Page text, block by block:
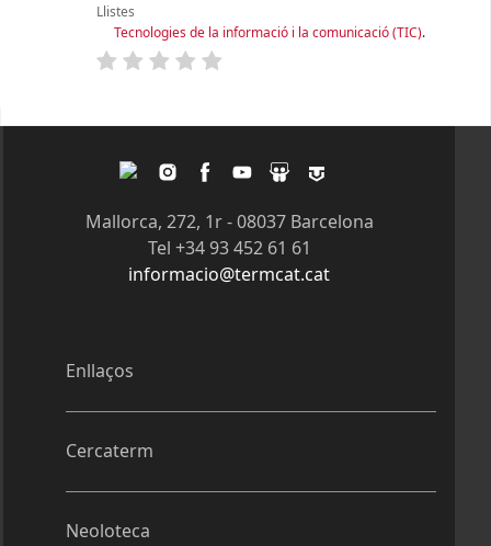
Llistes
Tecnologies de la informació i la comunicació (TIC).
Enllaços
Cercaterm
Neoloteca
Mallorca, 272, 1r - 08037 Barcelona
Tel +34 93 452 61 61
informacio@termcat.cat